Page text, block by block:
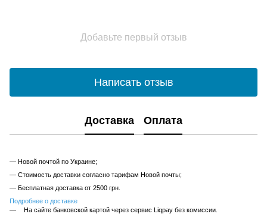
Добавьте первый отзыв
Написать отзыв
Доставка Оплата
— Новой почтой по Украине;
— Стоимость доставки согласно тарифам Новой почты;
— Бесплатная доставка от 2500 грн.
Подробнее о доставке
На сайте банковской картой через сервис Liqpay без комиссии.